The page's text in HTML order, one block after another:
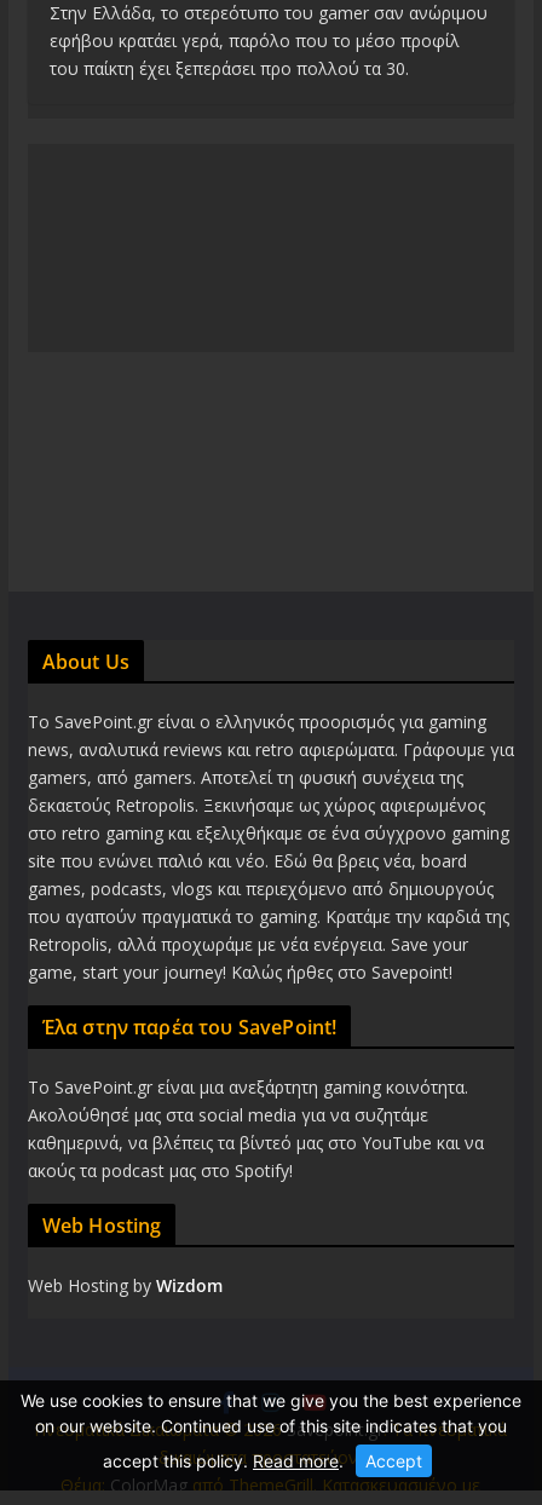
Στην Ελλάδα, το στερεότυπο του gamer σαν ανώριμου
εφήβου κρατάει γερά, παρόλο που το μέσο προφίλ
του παίκτη έχει ξεπεράσει προ πολλού τα 30.
About Us
Το SavePoint.gr είναι ο ελληνικός προορισμός για gaming
news, αναλυτικά reviews και retro αφιερώματα. Γράφουμε για
gamers, από gamers. Αποτελεί τη φυσική συνέχεια της
δεκαετούς Retropolis. Ξεκινήσαμε ως χώρος αφιερωμένος
στο retro gaming και εξελιχθήκαμε σε ένα σύγχρονο gaming
site που ενώνει παλιό και νέο. Εδώ θα βρεις νέα, board
games, podcasts, vlogs και περιεχόμενο από δημιουργούς
που αγαπούν πραγματικά το gaming. Κρατάμε την καρδιά της
Retropolis, αλλά προχωράμε με νέα ενέργεια. Save your
game, start your journey! Καλώς ήρθες στο Savepoint!
Έλα στην παρέα του SavePoint!
Το SavePoint.gr είναι μια ανεξάρτητη gaming κοινότητα.
Ακολούθησέ μας στα social media για να συζητάμε
καθημερινά, να βλέπεις τα βίντεό μας στο YouTube και να
ακούς τα podcast μας στο Spotify!
Web Hosting
Web Hosting by Wizdom
Πνευματικά Δικαιώματα © 2026Savepoint.gr. Τα πνευματικά
δικαιώματα προστατεύονται.
Θέμα:ColorMagαπό ThemeGrill. Κατασκευασμένο με
We use cookies to ensure that we give you the best experience
on our website. Continued use of this site indicates that you
accept this policy.Read more. Accept